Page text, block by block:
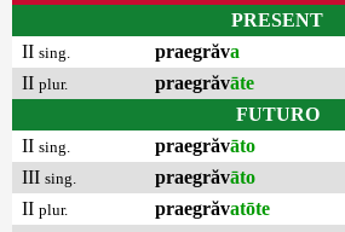
PRESENT
II sing. praegrăva
II plur. praegrăvāte
FUTURO
II sing. praegrăvāto
III sing. praegrăvāto
II plur. praegrăvatōte